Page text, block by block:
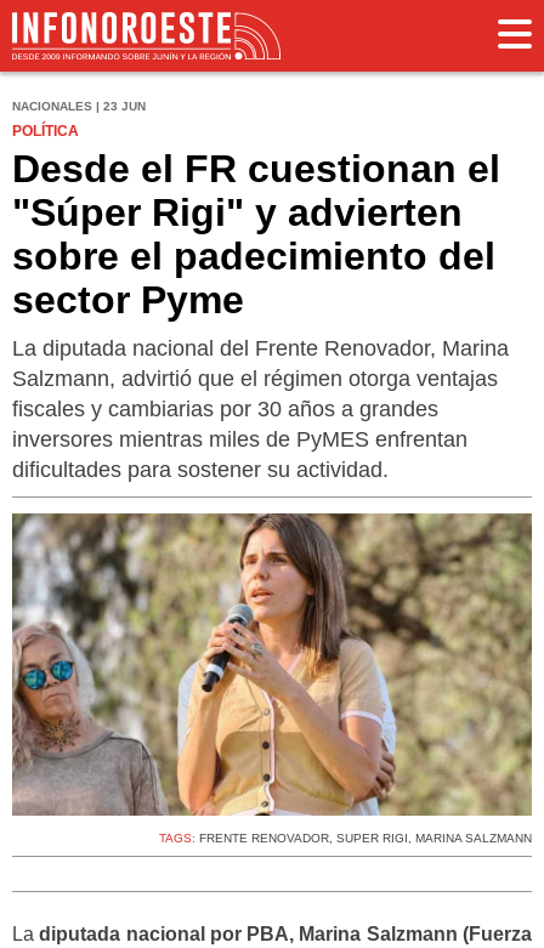
NACIONALES | 23 JUN
POLÍTICA
Desde el FR cuestionan el
"Súper Rigi" y advierten
sobre el padecimiento del
sector Pyme
La diputada nacional del Frente Renovador, Marina
Salzmann, advirtió que el régimen otorga ventajas
fiscales y cambiarias por 30 años a grandes
inversores mientras miles de PyMES enfrentan
dificultades para sostener su actividad.
TAGS: FRENTE RENOVADOR, SUPER RIGI , MARINA SALZMANN
Ladiputada nacional por PBA, Marina Salzmann (Fuerza